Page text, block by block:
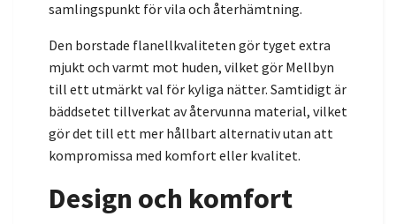
samlingspunkt för vila och återhämtning.
Den borstade flanellkvaliteten gör tyget extra
mjukt och varmt mot huden, vilket gör Mellbyn
till ett utmärkt val för kyliga nätter. Samtidigt är
bäddsetet tillverkat av återvunna material, vilket
gör det till ett mer hållbart alternativ utan att
kompromissa med komfort eller kvalitet.
Design och komfort